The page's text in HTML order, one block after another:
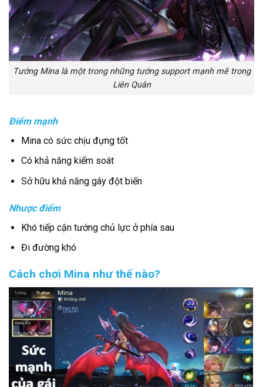
Tướng Mina là một trong những tướng support mạnh mẽ trong
Liên Quân
Điểm mạnh
Mina có sức chịu đựng tốt
Có khả năng kiểm soát
Sở hữu khả năng gây đột biến
Nhược điểm
Khó tiếp cận tướng chủ lực ở phía sau
Đi đường khó
Cách chơi Mina như thế nào?